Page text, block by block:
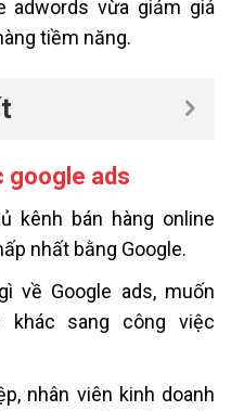
adwords vừa giảm giá
tiềm năng.
google ads
kênh bán hàng online
nhất bằng Google.
về Google ads, muốn
sang công việc
nhân viên kinh doanh